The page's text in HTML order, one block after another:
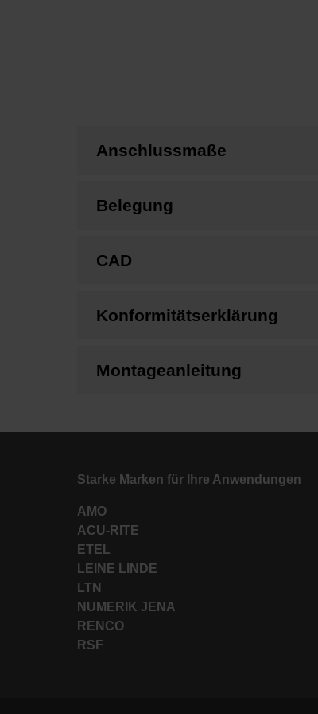
Anschlussmaße
Belegung
CAD
Konformitätserklärung
Montageanleitung
Starke Marken für Ihre Anwendungen
AMO
ACU-RITE
ETEL
LEINE LINDE
LTN
NUMERIK JENA
RENCO
RSF